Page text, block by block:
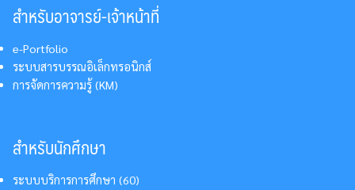
สำหรับอาจารย์-เจ้าหน้าที่
e-Portfolio
ระบบสารบรรณอิเล็กทรอนิกส์
การจัดการความรู้ (KM)
สำหรับนักศึกษา
ระบบบริการการศึกษา (60)